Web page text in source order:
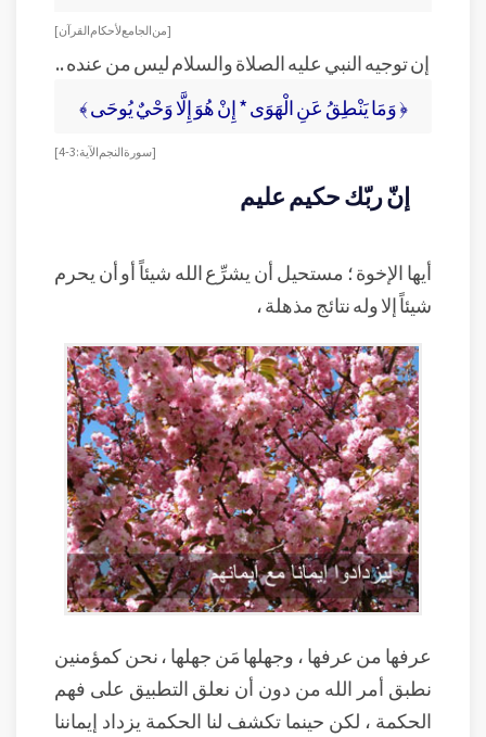
[ من الجامع لأحكام القرآن ]
إن توجيه النبي عليه الصلاة والسلام ليس من عنده ..
﴿ وَمَا يَنْطِقُ عَنِ الْهَوَى * إِنْ هُوَ إِلَّا وَحْيٌ يُوحَى ﴾
[ سورة النجم الآية : 3-4 ]
إنّ ربّك حكيم عليم
أيها الإخوة ؛ مستحيل أن يشرِّع الله شيئاً أو أن يحرم
شيئاً إلا وله نتائج مذهلة ،
عرفها من عرفها ، وجهلها مَن جهلها ، نحن كمؤمنين
نطبق أمر الله من دون أن نعلق التطبيق على فهم
الحكمة ، لكن حينما تكشف لنا الحكمة يزداد إيماننا